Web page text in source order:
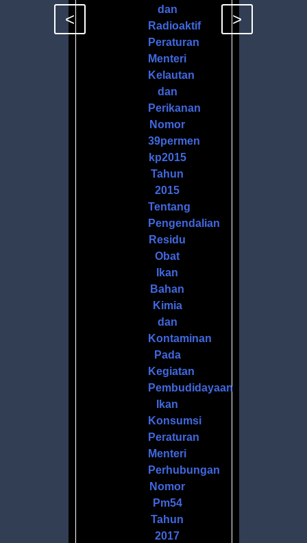
dan
Radioaktif
Peraturan
Menteri
Kelautan
dan
Perikanan
Nomor
39permen
kp2015
Tahun
2015
Tentang
Pengendalian
Residu
Obat
Ikan
Bahan
Kimia
dan
Kontaminan
Pada
Kegiatan
Pembudidayaan
Ikan
Konsumsi
Peraturan
Menteri
Perhubungan
Nomor
Pm54
Tahun
2017
< >